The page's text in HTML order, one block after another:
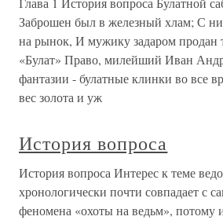
Заброшен был в железный хлам; С
на рынок, И мужику задаром
«Булат» Право, милейший Иван
фантазии - булатные клинки во все
вес золота и уж
История вопроса
История вопроса Интерес к теме
хронологически почти совпадает с
феномена «охоты на ведьм», потому